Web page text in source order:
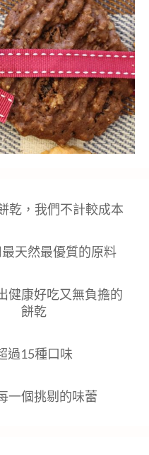
乾，我們不計較成本
天然最優質的原料
健康好吃又無負擔的
餅乾
過15種口味
一個挑剔的味蕾